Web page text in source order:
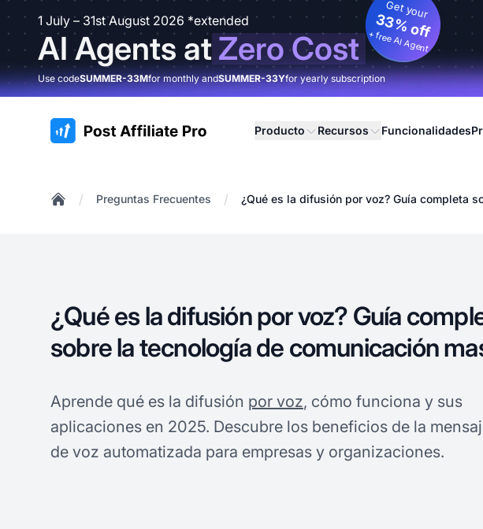
1 July – 31st August 2026 *extended
AI Agents atZero Cost
Get your
33% off
+ free AI Agent
Use codeSUMMER-33Mfor monthly andSUMMER-33Yfor yearly subscription
:site.title Producto Recursos Funcionalidades
/ Preguntas Frecuentes / ¿Qué es la difusión por voz? Guía completa
¿Qué es la difusión por voz? Guía
sobre la tecnología de comunicación
Aprende qué es la difusión por voz, cómo funciona y sus
aplicaciones en 2025. Descubre los beneficios de la
de voz automatizada para empresas y organizaciones.